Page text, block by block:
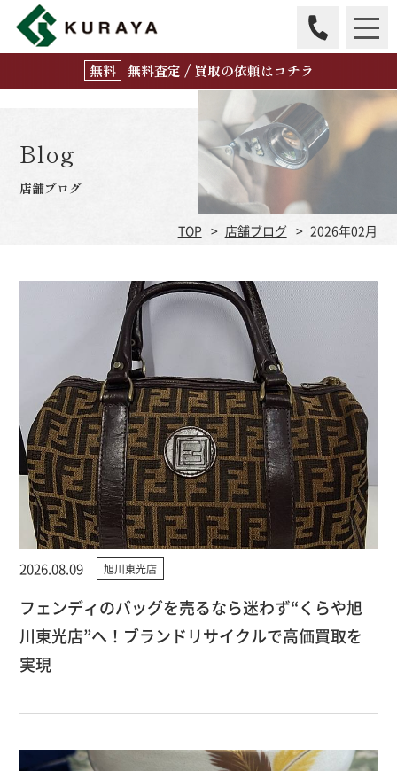
無料査定 / 買取の依頼はコチラ
Blog
店舗ブログ
TOP 店舗ブログ 2026年02月
2026.08.09 旭川東光店
フェンディのバッグを売るなら迷わず“くらや旭
川東光店”へ！ブランドリサイクルで高価買取を
実現